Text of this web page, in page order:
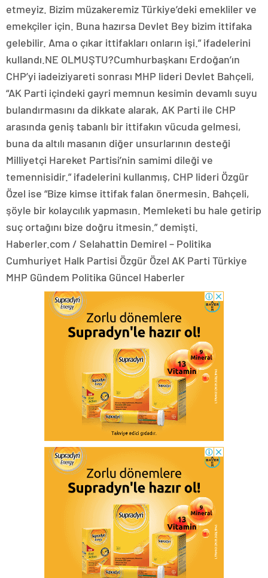
etmeyiz. Bizim müzakeremiz Türkiye’deki emekliler ve
emekçiler için. Buna hazırsa Devlet Bey bizim ittifaka
gelebilir. Ama o çıkar ittifakları onların işi.” ifadelerini
kullandı.NE OLMUŞTU?Cumhurbaşkanı Erdoğan’ın
CHP’yi iadeiziyareti sonrası MHP lideri Devlet Bahçeli,
“AK Parti içindeki gayri memnun kesimin devamlı suyu
bulandırmasını da dikkate alarak, AK Parti ile CHP
arasında geniş tabanlı bir ittifakın vücuda gelmesi,
buna da altılı masanın diğer unsurlarının desteği
Milliyetçi Hareket Partisi’nin samimi dileği ve
temennisidir.” ifadelerini kullanmış, CHP lideri Özgür
Özel ise “Bize kimse ittifak falan önermesin. Bahçeli,
şöyle bir kolaycılık yapmasın. Memleketi bu hale getirip
suç ortağını bize doğru itmesin.” demişti.
Haberler.com / Selahattin Demirel – Politika
Cumhuriyet Halk Partisi Özgür Özel AK Parti Türkiye
MHP Gündem Politika Güncel Haberler